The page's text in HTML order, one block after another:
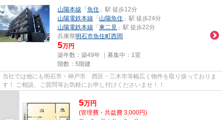
山陽本線 「 魚住 」駅 徒歩12分
山陽電鉄本線 「 山陽魚住 」駅 徒歩24分
山陽電鉄本線 「 東二見 」駅 徒歩22分
兵庫県明石市魚住町西岡
5万円
築年数：築49年 ｜募集中： 1室
階数：5階建
当社では他にも明石市・神戸市 西区・三木市等幅広く物件を取り扱っておりま
す！ ご相談、ご質問等お気軽にお申し付けくださいませ！！
5万円
(管理費・共益費 3,000円)